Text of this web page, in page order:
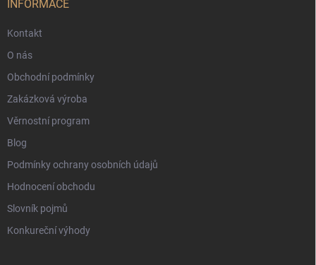
INFORMACE
Kontakt
O nás
Obchodní podmínky
Zakázková výroba
Věrnostní program
Blog
Podmínky ochrany osobních údajů
Hodnocení obchodu
Slovník pojmů
Konkureční výhody